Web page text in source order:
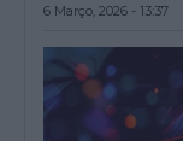
6 Março, 2026 - 13:37